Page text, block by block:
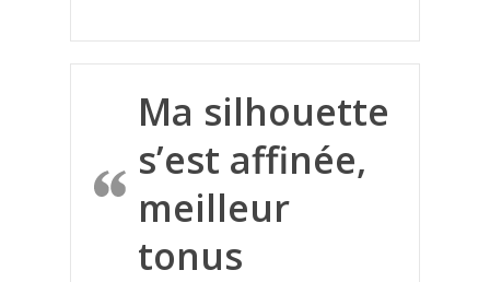
Ma silhouette
s’est affinée,
meilleur
tonus
Anti douleur
Arythmie
Bartholinite